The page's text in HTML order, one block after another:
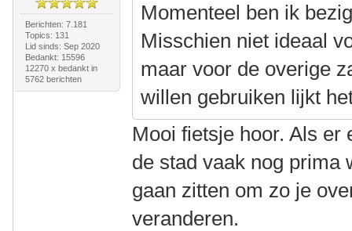
Berichten: 7.181
Topics: 131
Lid sinds: Sep 2020
Bedankt: 15596
12270 x bedankt in
5762 berichten
Momenteel ben ik
Misschien niet ideaal
maar voor de overige
willen gebruiken lijkt
Mooi fietsje hoor. Als er
de stad vaak nog prima
gaan zitten om zo je
veranderen.